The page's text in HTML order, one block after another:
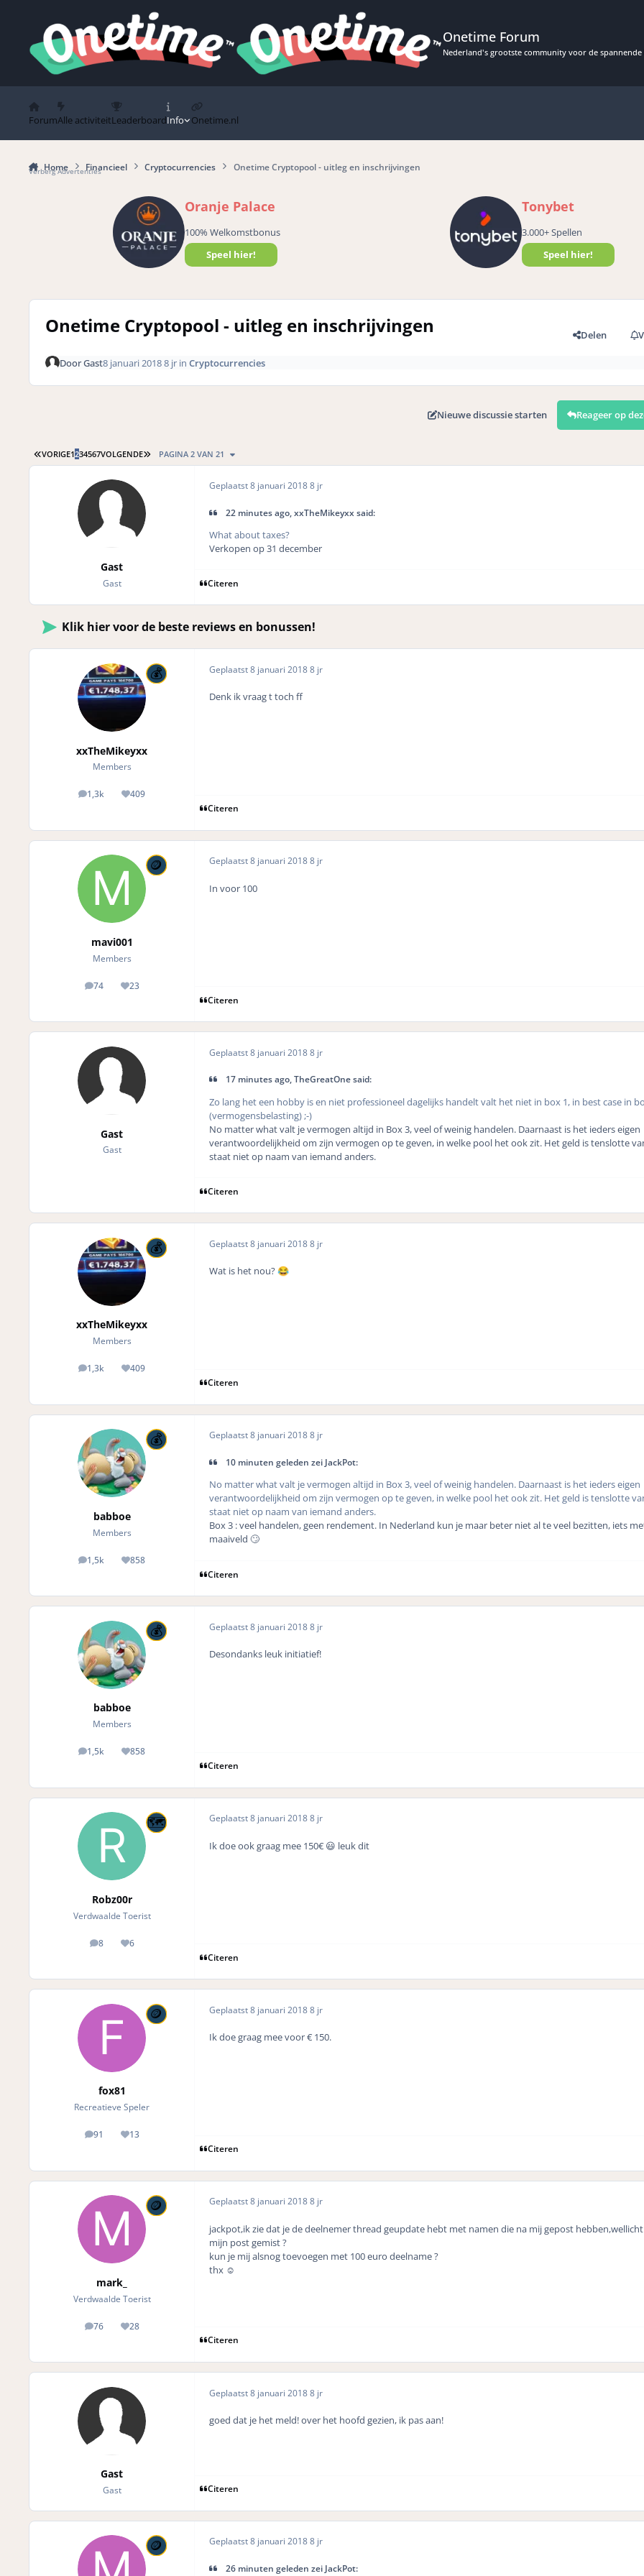
Onetime Forum
Nederland's grootste community voor de spannende
ForumAlle activiteitLeaderboardInfo Onetime.nl
Home Financieel Cryptocurrencies Onetime Cryptopool - uitleg en inschrijvingen
Verberg Advertenties
Oranje Palace
100% Welkomstbonus
Speel hier!
Tonybet
3.000+ Spellen
Speel hier!
Onetime Cryptopool - uitleg en inschrijvingen Delen
DoorGast8 januari 20188 jrin Cryptocurrencies
Nieuwe discussie starten Reageer op
EERSTE PAGINA
VORIGE1234567VOLGENDE LAATSTE PAGINA
PAGINA 2 VAN 21
Gast
Gast
Geplaatst8 januari 20188 jr
22 minutes ago, xxTheMikeyxx said:
What about taxes?
Verkopen op 31 december
Citeren
Klik hier voor de beste reviews en bonussen!
xxTheMikeyxx
Members
1,3k
posts 409
Reputation
Geplaatst8 januari 20188 jr
Denk ik vraag t toch ff
Citeren
mavi001
Members
74
posts 23
Reputation
Geplaatst8 januari 20188 jr
In voor 100
Citeren
Gast
Gast
Geplaatst8 januari 20188 jr
17 minutes ago, TheGreatOne said:
Zo lang het een hobby is en niet professioneel dagelijks handelt valt het niet in box 1, in best case in
(vermogensbelasting) ;-)
No matter what valt je vermogen altijd in Box 3, veel of weinig handelen. Daarnaast is het ieders eigen
verantwoordelijkheid om zijn vermogen op te geven, in welke pool het ook zit. Het geld is tenslotte
staat niet op naam van iemand anders.
Citeren
xxTheMikeyxx
Members
1,3k
posts 409
Reputation
Geplaatst8 januari 20188 jr
Wat is het nou? 😂
Citeren
babboe
Members
1,5k
posts 858
Reputation
Geplaatst8 januari 20188 jr
10 minuten geleden zei JackPot:
No matter what valt je vermogen altijd in Box 3, veel of weinig handelen. Daarnaast is het ieders eigen
verantwoordelijkheid om zijn vermogen op te geven, in welke pool het ook zit. Het geld is tenslotte
staat niet op naam van iemand anders.
Box 3 : veel handelen, geen rendement. In Nederland kun je maar beter niet al te veel bezitten, iets
maaiveld 🙄
Citeren
babboe
Members
1,5k
posts 858
Reputation
Geplaatst8 januari 20188 jr
Desondanks leuk initiatief!
Citeren
Robz00r
Verdwaalde Toerist
8
posts 6
Reputation
Geplaatst8 januari 20188 jr
Ik doe ook graag mee 150€ 😃 leuk dit
Citeren
fox81
Recreatieve Speler
91
posts 13
Reputation
Geplaatst8 januari 20188 jr
Ik doe graag mee voor € 150.
Citeren
mark_
Verdwaalde Toerist
76
posts 28
Reputation
Geplaatst8 januari 20188 jr
jackpot,ik zie dat je de deelnemer thread geupdate hebt met namen die na mij gepost
mijn post gemist ?
kun je mij alsnog toevoegen met 100 euro deelname ?
thx ☺️
Citeren
Gast
Gast
Geplaatst8 januari 20188 jr
goed dat je het meld! over het hoofd gezien, ik pas aan!
Citeren
Geplaatst8 januari 20188 jr
26 minuten geleden zei JackPot: